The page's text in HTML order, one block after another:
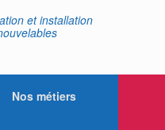
et installation
Nos métiers